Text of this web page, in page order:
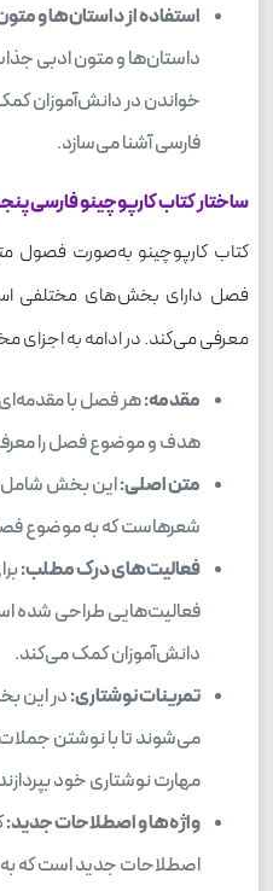
استفاده از داستان‌ها و
داستان‌ها و متون ادبی
خواندن در دانش‌آموزان کمک
فارسی آشنا می‌سازد.
ساختار کتاب کارپوچینو فارسی
کتاب کارپوچینو به‌صورت
فصل دارای بخش‌های مختلفی
معرفی می‌کند. در ادامه به اجزای
مقدمه:هر فصل با
هدف و موضوع فصل را
متن اصلی:این بخش شامل
شعرهاست که به موضوع
فعالیت‌های درک مطلب:
فعالیت‌هایی طراحی شده
دانش‌آموزان کمک می‌کند.
تمرینات نوشتاری:در این
می‌شوند تا با نوشتن جملات
مهارت نوشتاری خود
واژه‌ها و اصطلاحات جدید:
اصطلاحات جدید است که به